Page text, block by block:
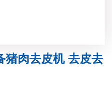
猪肉去皮机 去皮去